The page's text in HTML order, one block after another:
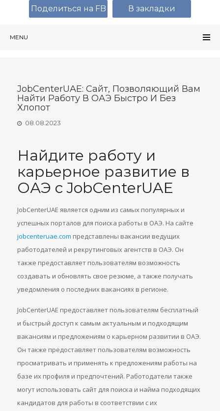
MENU
JobCenterUAE: Сайт, Позволяющий Вам
Найти Работу В ОАЭ Быстро И Без
Хлопот
08.08.2023
Найдите работу и
карьерное развитие в
ОАЭ с JobCenterUAE
JobCenterUAE является одним из самых популярных и
успешных порталов для поиска работы в ОАЭ. На сайте
jobcenteruae.com представлены вакансии ведущих
работодателей и рекрутинговых агентств в ОАЭ. Он
также предоставляет пользователям возможность
создавать и обновлять свое резюме, а также получать
уведомления о последних вакансиях в регионе.
JobCenterUAE предоставляет пользователям бесплатный
и быстрый доступ к самым актуальным и подходящим
вакансиям и предложениям о карьерном развитии в ОАЭ.
Он также предоставляет пользователям возможность
просматривать и применять к предложениям работы на
базе их профиля и предпочтений. Работодатели также
могут использовать сайт для поиска и найма подходящих
кандидатов для работы в соответствии с их
Поделиться на FB В закладки